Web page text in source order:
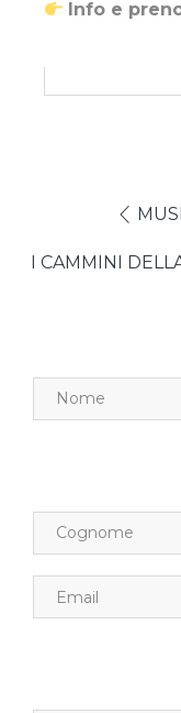
Info e
I CAMMINI